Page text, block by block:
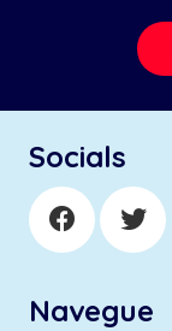
Socials
Navegue